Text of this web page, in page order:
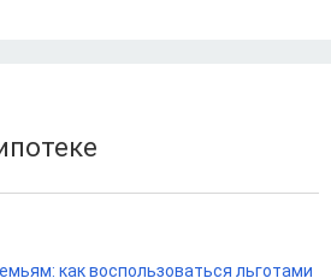
как воспользоваться льготами